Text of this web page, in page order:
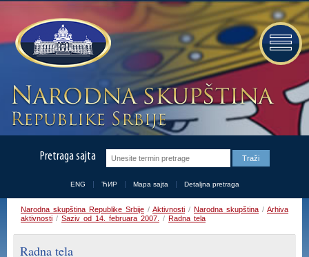
Pretraga sajta
ENG ЋИР Mapa sajta Detaljna pretraga
Narodna skupština Republike Srbije / Aktivnosti / Narodna skupština / Arhiva
aktivnosti / Saziv od 14. februara 2007. / Radna tela
Radna tela